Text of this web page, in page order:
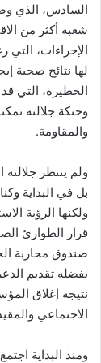
السادس، الذي
شعبه أكثر من
الإجراءات، التي
لها نتائج صحية
الخطيرة، التي
وحنكة جلالته
والمقاومة.
ولم ينتظر جلالته
ولكنها الرؤية
قرار الطوارئ
صندوق محاربة
بفضله تقديم
نتيجة إغلاق
الاجتماعي
ومنذ البداية